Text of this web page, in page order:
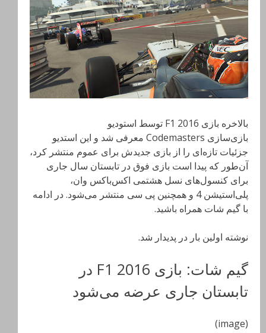
بالاخره بازی F1 2016 توسط استودیو
بازی‌سازی Codemasters معرفی شد و این استدیو
جزئیات تازه‌ای را از بازی جدیدش برای عموم منتشر کرد،
آن‌طور که پیدا است بازی فوق در تابستان سال جاری
برای کنسول‌های نسل هشتمی اکس‌باکس وان،
پلی‌استیشن 4 و همچنین پی سی منتشر می‌شود. در ادامه
با گیم شات همراه باشید.
نوشته اولین بار در پدیدار شد.
گیم شات: بازی F1 2016 در
تابستان جاری عرضه می‌شود
(image)